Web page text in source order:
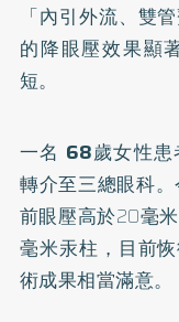
「內引外流、雙
的降眼壓效果顯
短。
一名 68歲女性
轉介至三總眼科
前眼壓高於20毫
毫米汞柱，目前
術成果相當滿意。